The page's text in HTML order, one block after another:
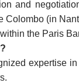
and
Colombo (in
the Paris
expertise